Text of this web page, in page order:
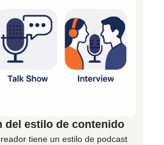
del estilo de contenido
tiene un estilo de podcast